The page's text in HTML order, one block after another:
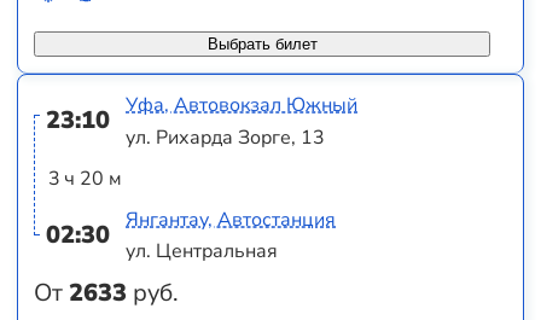
Выбрать билет
23:10
3 ч 20 м
02:30
От2633 руб.
Уфа, Автовокзал Южный
ул. Рихарда Зорге, 13
Янгантау, Автостанция
ул. Центральная